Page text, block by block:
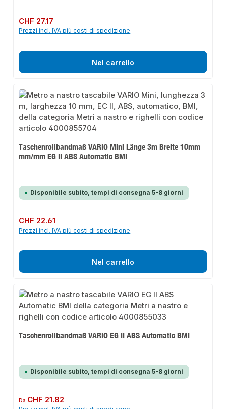
Prezzo normale:
CHF 27.17
Prezzi incl. IVA più costi di spedizione
Nel carrello
Taschenrollbandmaß VARIO Mini Länge 3m Breite 10mm
mm/mm EG II ABS Automatic BMI
Disponibile subito, tempi di consegna 5-8 giorni
Prezzo normale:
CHF 22.61
Prezzi incl. IVA più costi di spedizione
Nel carrello
Taschenrollbandmaß VARIO EG II ABS Automatic BMI
Disponibile subito, tempi di consegna 5-8 giorni
Prezzo normale:
Da CHF 21.82